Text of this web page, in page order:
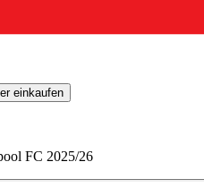
einkaufen
FC 2025/26